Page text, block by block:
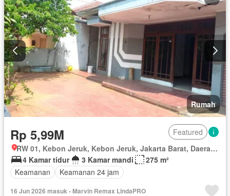
Rumah
Rp 5,99M
Featured
RW 01, Kebon Jeruk, Kebon Jeruk, Jakarta Barat, Daerah Khusus Ibukota Jakarta
4 Kamar tidur
3 Kamar mandi
275 m²
Keamanan
Keamanan 24 jam
16 Jun 2026 masuk - Marvin Remax LindaPRO